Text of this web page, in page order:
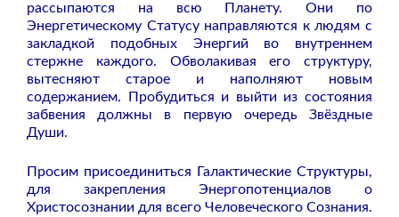
рассыпаются на всю Планету. Они по
Энергетическому Статусу направляются к людям с
закладкой подобных Энергий во внутреннем
стержне каждого. Обволакивая его структуру,
вытесняют старое и наполняют новым
содержанием. Пробудиться и выйти из состояния
забвения должны в первую очередь Звёздные
Души.
Просим присоединиться Галактические Структуры,
для закрепления Энергопотенциалов о
Христосознании для всего Человеческого Сознания.